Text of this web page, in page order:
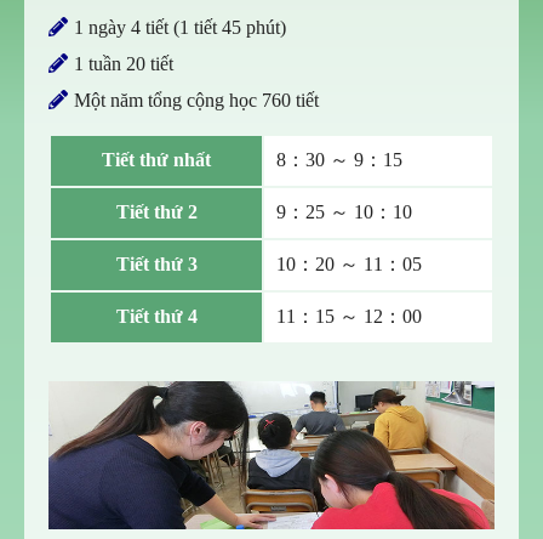
1 ngày 4 tiết (1 tiết 45 phút)
1 tuần 20 tiết
Một năm tổng cộng học 760 tiết
Tiết thứ nhất 8：30 ～ 9：15
Tiết thứ 2 9：25 ～ 10：10
Tiết thứ 3 10：20 ～ 11：05
Tiết thứ 4 11：15 ～ 12：00